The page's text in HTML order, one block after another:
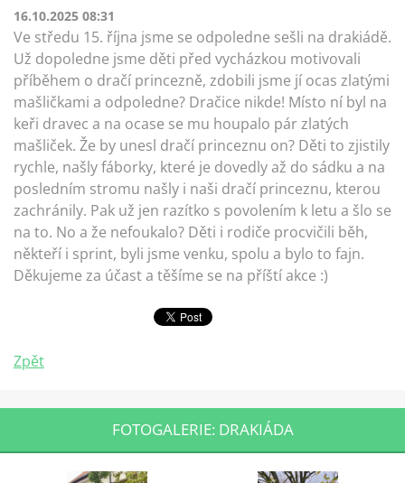
16.10.2025 08:31
Ve středu 15. října jsme se odpoledne sešli na drakiádě.
Už dopoledne jsme děti před vycházkou motivovali
příběhem o dračí princezně, zdobili jsme jí ocas zlatými
mašličkami a odpoledne? Dračice nikde! Místo ní byl na
keři dravec a na ocase se mu houpalo pár zlatých
mašliček. Že by unesl dračí princeznu on? Děti to zjistily
rychle, našly fáborky, které je dovedly až do sádku a na
posledním stromu našly i naši dračí princeznu, kterou
zachránily. Pak už jen razítko s povolením k letu a šlo se
na to. No a že nefoukalo? Děti i rodiče procvičili běh,
někteří i sprint, byli jsme venku, spolu a bylo to fajn.
Děkujeme za účast a těšíme se na příští akce :)
Zpět
FOTOGALERIE: DRAKIÁDA